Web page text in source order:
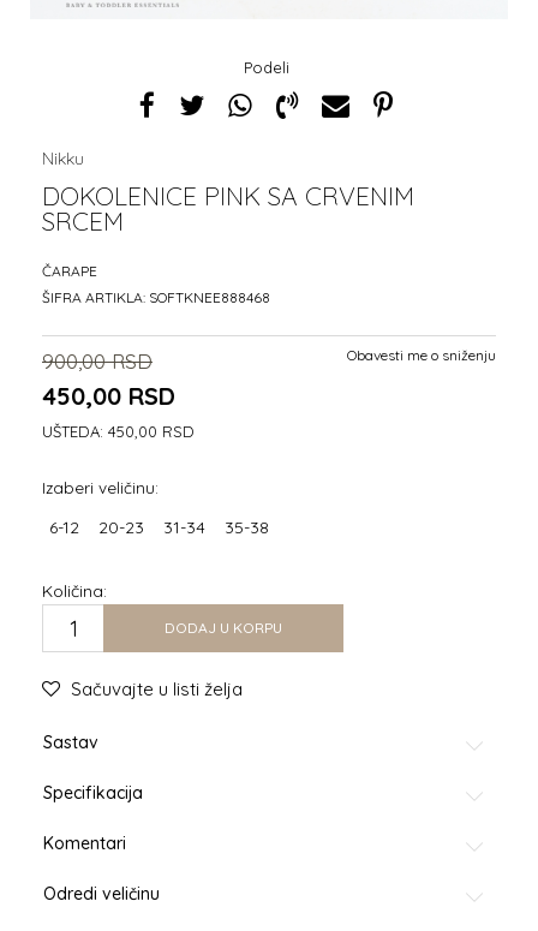
Podeli
Nikku
DOKOLENICE PINK SA CRVENIM
SRCEM
ČARAPE
ŠIFRA ARTIKLA: SOFTKNEE888468
900,00 RSD
450,00 RSD
UŠTEDA: 450,00 RSD
Obavesti me o sniženju
Izaberi veličinu:
6-12 20-23 31-34 35-38
Količina:
DODAJ U KORPU
Sačuvajte u listi želja
Sastav
Specifikacija
Komentari
Odredi veličinu